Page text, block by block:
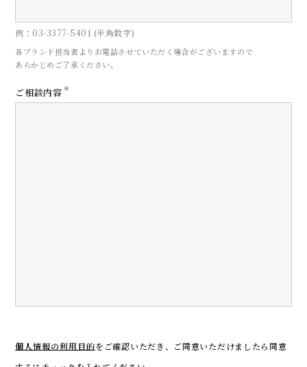
例：03-3377-5401 (半角数字)
各ブランド担当者よりお電話させていただく場合がございますので
あらかじめご了承ください。
ご相談内容 ※
個人情報の利用目的をご確認いただき、 ご同意いただけましたら同意